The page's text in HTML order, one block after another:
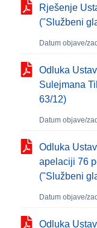
Rješenje
("Službeni
Datum objave/
Odluka
Sulejmana
63/12)
Datum objave/
Odluka
apelaciji 76
("Službeni
Datum objave/
Odluka